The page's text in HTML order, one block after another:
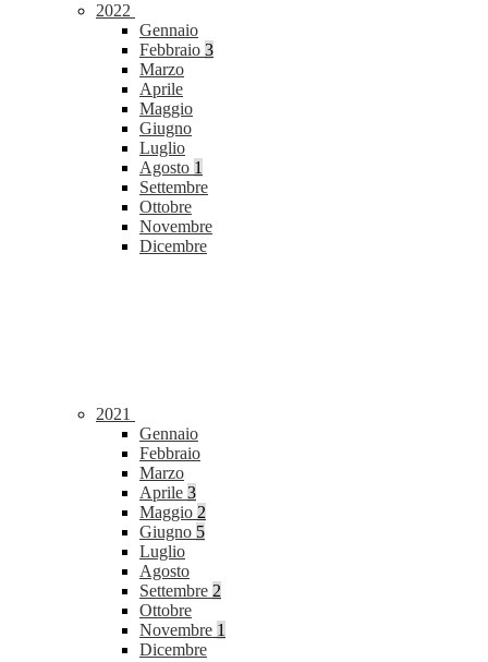
2022
Gennaio
Febbraio 3
Marzo
Aprile
Maggio
Giugno
Luglio
Agosto 1
Settembre
Ottobre
Novembre
Dicembre
2021
Gennaio
Febbraio
Marzo
Aprile 3
Maggio 2
Giugno 5
Luglio
Agosto
Settembre 2
Ottobre
Novembre 1
Dicembre